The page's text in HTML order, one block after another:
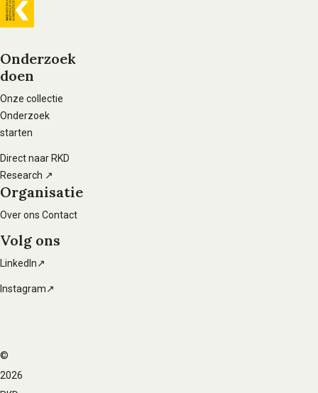
Algemene
Voet
hoofdnavigatie
Onderzoek
doen
Onze collectie
Onderzoek
starten
Direct naar RKD
Research ↗
Organisatie
Over ons Contact
Volg ons
LinkedIn↗
Instagram↗
Voet
©
2026